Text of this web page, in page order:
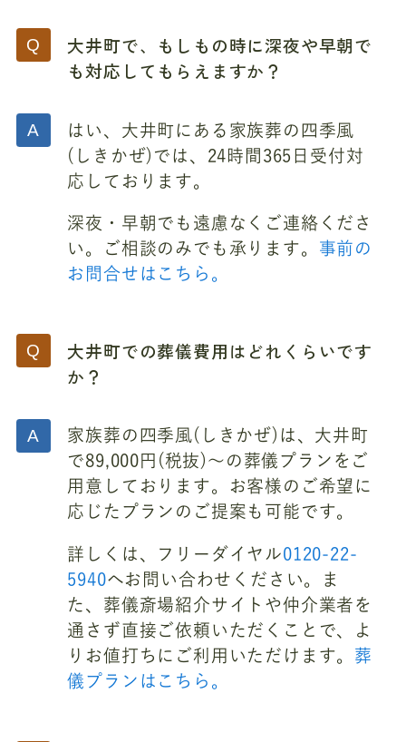
大井町で、もしもの時に深夜や早朝で
も対応してもらえますか？
はい、大井町にある家族葬の四季風
(しきかぜ)では、24時間365日受付対
応しております。
深夜・早朝でも遠慮なくご連絡くださ
い。ご相談のみでも承ります。 事前の
お問合せはこちら。
大井町での葬儀費用はどれくらいです
か？
家族葬の四季風(しきかぜ)は、大井町
で89,000円(税抜)～の葬儀プランをご
用意しております。お客様のご希望に
応じたプランのご提案も可能です。
詳しくは、フリーダイヤル0120-22-
5940へお問い合わせください。ま
た、葬儀斎場紹介サイトや仲介業者を
通さず直接ご依頼いただくことで、よ
りお値打ちにご利用いただけます。 葬
儀プランはこちら。